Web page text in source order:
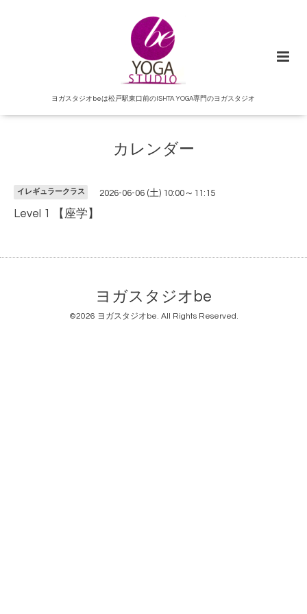
ヨガスタジオbeは松戸駅東口前のISHTA YOGA専門のヨガスタジオ
カレンダー
イレギュラークラス 2026-06-06 (土) 10:00～11:15
Level 1 【座学】
ヨガスタジオbe
©2026 ヨガスタジオbe. All Rights Reserved.